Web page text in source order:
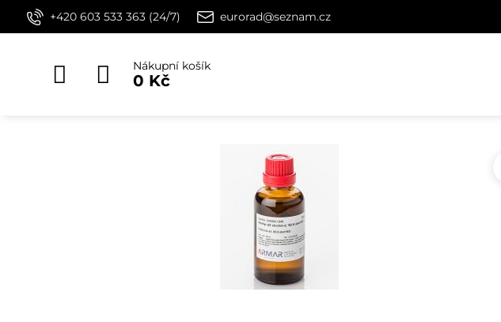
+420 603 533 363 (24/7) eurorad@seznam.cz
Nákupní košík
0 Kč